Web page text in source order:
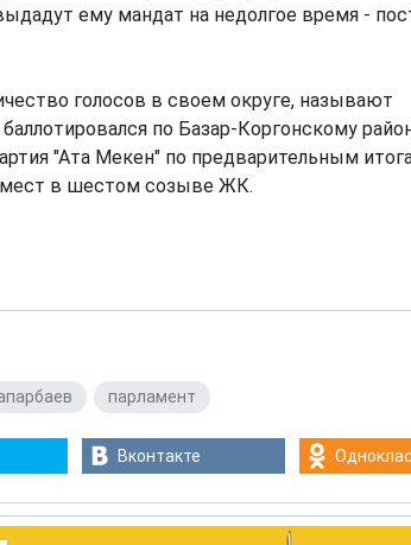
ему мандат на недолгое время -
голосов в своем округе, называют
по Базар-Коргонскому
"Ата Мекен" по предварительным
мест в шестом созыве ЖК.
парламент
Вконтакте